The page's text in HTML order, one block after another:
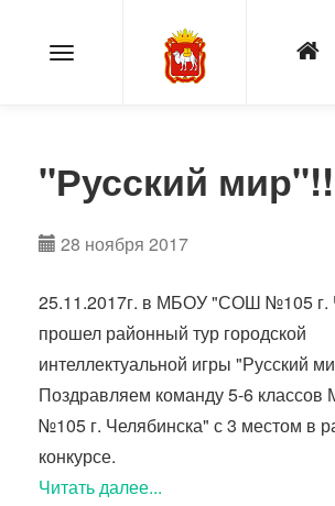
"Русский мир"!!
28 ноября 2017
25.11.2017г. в МБОУ "СОШ №105 г.
прошел районный тур городской
интеллектуальной игры "Русский
Поздравляем команду 5-6
№105 г. Челябинска" с 3 местом в
конкурсе.
Читать далее...